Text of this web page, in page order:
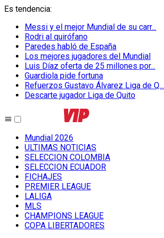
Es tendencia:
Messi y el mejor Mundial de su carr...
Rodri al quirófano
Paredes habló de España
Los mejores jugadores del Mundial
Luis Díaz oferta de 25 millones por...
Guardiola pide fortuna
Refuerzos Gustavo Álvarez Liga de Q...
Descarte jugador Liga de Quito
Mundial 2026
ULTIMAS NOTICIAS
SELECCION COLOMBIA
SELECCION ECUADOR
FICHAJES
PREMIER LEAGUE
LALIGA
MLS
CHAMPIONS LEAGUE
COPA LIBERTADORES